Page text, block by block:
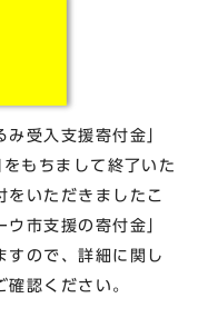
受入支援寄付金」
もちまして終了いた
をいただきましたこ
市支援の寄付金」
すので、詳細に関し
認ください。